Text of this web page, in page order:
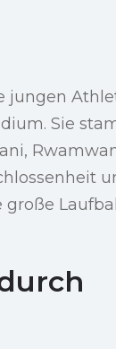
jungen
Sie
große